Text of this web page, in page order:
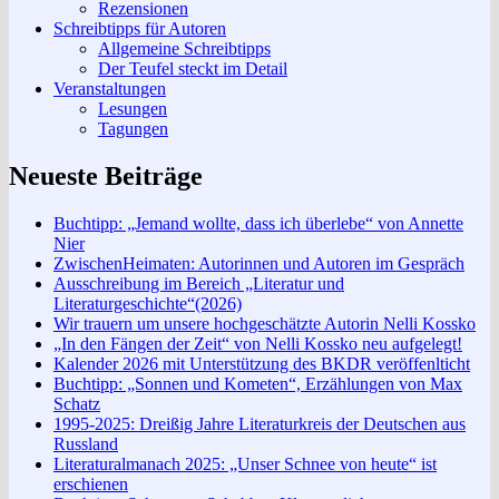
Rezensionen
Schreibtipps für Autoren
Allgemeine Schreibtipps
Der Teufel steckt im Detail
Veranstaltungen
Lesungen
Tagungen
Neueste Beiträge
Buchtipp: „Jemand wollte, dass ich überlebe“ von Annette
Nier
ZwischenHeimaten: Autorinnen und Autoren im Gespräch
Ausschreibung im Bereich „Literatur und
Literaturgeschichte“(2026)
Wir trauern um unsere hochgeschätzte Autorin Nelli Kossko
„In den Fängen der Zeit“ von Nelli Kossko neu aufgelegt!
Kalender 2026 mit Unterstützung des BKDR veröffenlticht
Buchtipp: „Sonnen und Kometen“, Erzählungen von Max
Schatz
1995-2025: Dreißig Jahre Literaturkreis der Deutschen aus
Russland
Literaturalmanach 2025: „Unser Schnee von heute“ ist
erschienen